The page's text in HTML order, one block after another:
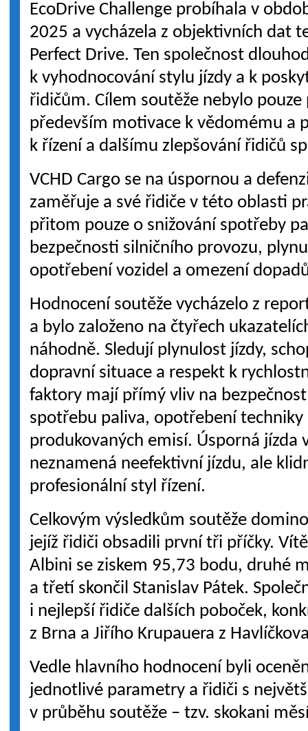
EcoDrive Challenge probíhala v
2025 a vycházela z objektivních dat
Perfect Drive. Ten společnost
k vyhodnocování stylu jízdy a k
řidičům. Cílem soutěže nebylo
především motivace k vědomému a
k řízení a dalšímu zlepšování řidičů
VCHD Cargo se na úspornou a
zaměřuje a své řidiče v této oblasti
přitom pouze o snižování spotřeby
bezpečnosti silničního provozu,
opotřebení vozidel a omezení
Hodnocení soutěže vycházelo z
a bylo založeno na čtyřech
náhodně. Sledují plynulost jízdy,
dopravní situace a respekt k
faktory mají přímý vliv na
spotřebu paliva, opotřebení
produkovaných emisí. Úsporná jízda
neznamená neefektivní jízdu, ale
profesionální styl řízení.
Celkovým výsledkům soutěže
jejíž řidiči obsadili první tři příčky.
Albini se ziskem 95,73 bodu, druhé
a třetí skončil Stanislav Pátek.
i nejlepší řidiče dalších poboček,
z Brna a Jiřího Krupauera z
Vedle hlavního hodnocení byli
jednotlivé parametry a řidiči s
v průběhu soutěže – tzv. skokani